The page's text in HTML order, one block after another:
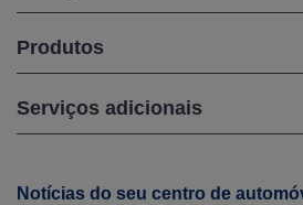
Produtos
Serviços adicionais
Notícias do seu centro de